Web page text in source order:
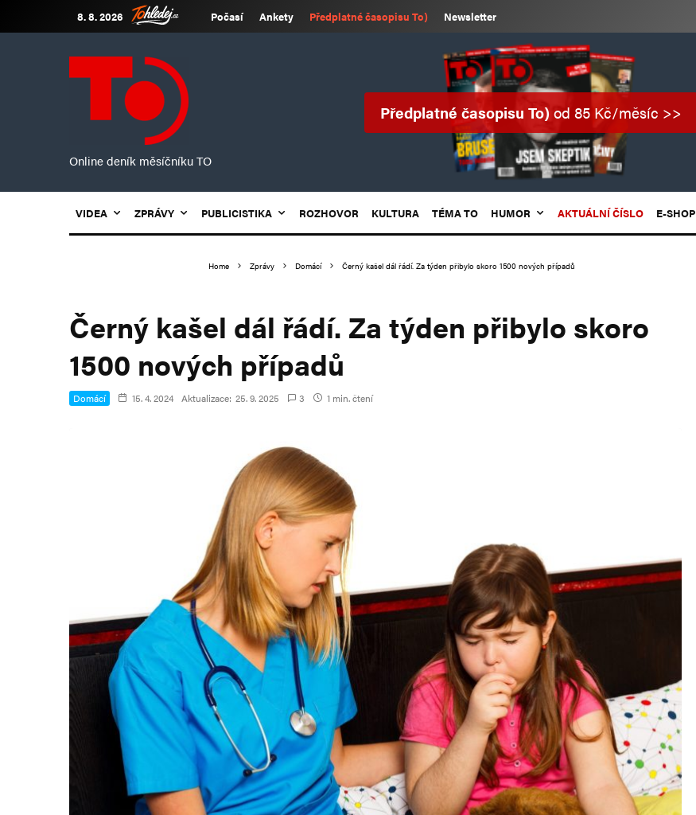
8. 8. 2026 Počasí Ankety Předplatné časopisu To) Newsletter
Online deník měsíčníku TO
Předplatné časopisu To)od 85 Kč/měsíc >>
VIDEA ZPRÁVY PUBLICISTIKA ROZHOVOR KULTURA TÉMA TO HUMOR AKTUÁLNÍ ČÍSLO E-SHOP
Home Zprávy Domácí Černý kašel dál řádí. Za týden přibylo skoro 1500 nových případů
Černý kašel dál řádí. Za týden přibylo skoro
1500 nových případů
Domácí 15. 4. 2024 Aktualizace: 25. 9. 2025 3 1 min. čtení